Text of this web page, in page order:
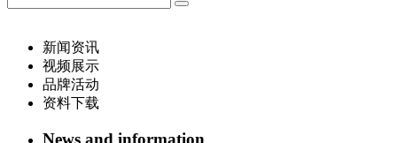
新闻资讯
视频展示
品牌活动
资料下载
News and information